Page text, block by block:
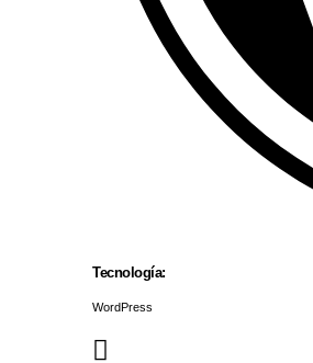
Tecnología:
WordPress